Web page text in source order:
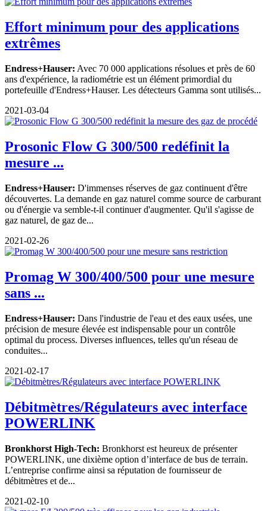
Effort minimum pour des applications
extrêmes
Endress+Hauser: Avec 70 000 applications résolues et près de 60
ans d'expérience, la radiométrie est un élément primordial du
portefeuille d'Endress+Hauser. Les détecteurs Gamma sont utilisés...
2021-03-04
Prosonic Flow G 300/500 redéfinit la
mesure ...
Endress+Hauser: D'immenses réserves de gaz continuent d'être
découvertes. La demande en gaz naturel comme source de carburant
ou d'énergie va semble-t-il continuer d'augmenter. Qu'il s'agisse de
gaz naturel, de gaz de...
2021-02-26
Promag W 300/400/500 pour une mesure
sans ...
Endress+Hauser: Dans l'industrie de l'eau et des eaux usées, une
précision de mesure élevée est indispensable pour un contrôle
optimal du process. Diverses influences, telles qu'un réseau de
conduites...
2021-02-17
Débitmètres/Régulateurs avec interface
POWERLINK
Bronkhorst High-Tech: Bronkhorst est heureux de présenter
POWERLINK, une dixième option d’interface de bus de terrain.
L’entreprise confirme ainsi sa réputation de fournisseur de
débitmètres et de...
2021-02-10